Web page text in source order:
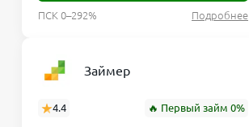
ПСК 0–292% Подробнее
Займер
4.4 🔥 Первый займ 0%